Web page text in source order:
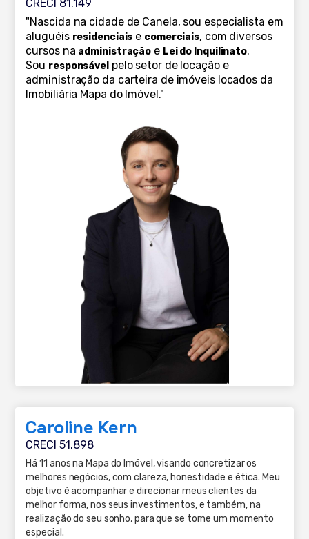
CRECI 81.149
"Nascida na cidade de Canela, sou especialista em
aluguéis residenciais e comerciais, com diversos
cursos na administração e Lei do Inquilinato.
Sou responsável pelo setor de locação e
administração da carteira de imóveis locados da
Imobiliária Mapa do Imóvel."
Caroline Kern
CRECI 51.898
Há 11 anos na Mapa do Imóvel, visando concretizar os
melhores negócios, com clareza, honestidade e ética. Meu
objetivo é acompanhar e direcionar meus clientes da
melhor forma, nos seus investimentos, e também, na
realização do seu sonho, para que se torne um momento
especial.